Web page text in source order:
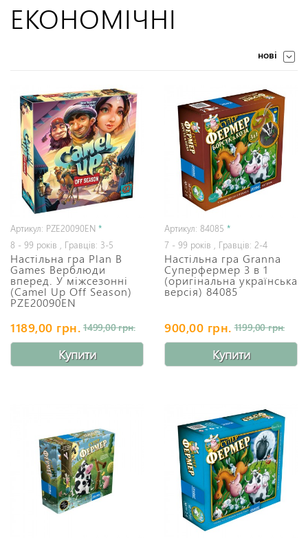
ЕКОНОМІЧНІ
нові
Артикул: PZE20090EN *
8 - 99 років , Гравців: 3-5
Настільна гра Plan B
Games Верблюди
вперед. У міжсезонні
(Camel Up Off Season)
PZE20090EN
1189,00 грн. 1499,00 грн.
Купити
Артикул: 84085 *
7 - 99 років , Гравців: 2-4
Настільна гра Granna
Суперфермер 3 в 1
(оригінальна українська
версія) 84085
900,00 грн. 1199,00 грн.
Купити